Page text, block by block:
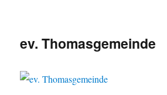
ev. Thomasgemeinde